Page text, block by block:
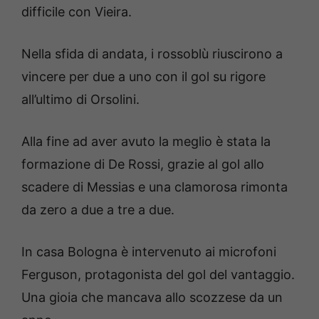
difficile con Vieira.
Nella sfida di andata, i rossoblù riuscirono a
vincere per due a uno con il gol su rigore
all’ultimo di Orsolini.
Alla fine ad aver avuto la meglio è stata la
formazione di De Rossi, grazie al gol allo
scadere di Messias e una clamorosa rimonta
da zero a due a tre a due.
In casa Bologna è intervenuto ai microfoni
Ferguson, protagonista del gol del vantaggio.
Una gioia che mancava allo scozzese da un